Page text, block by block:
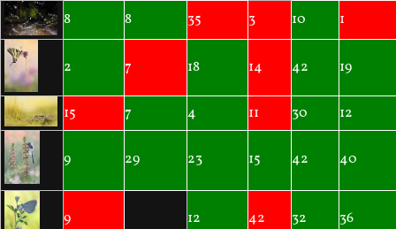
8 8 35 3 10 1
2 7 18 14 42 19
15 7 4 11 30 12
9 29 23 15 42 40
9 12 42 32 36